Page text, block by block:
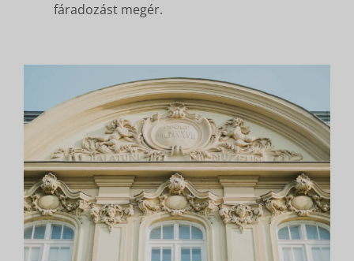
fáradozást megér.